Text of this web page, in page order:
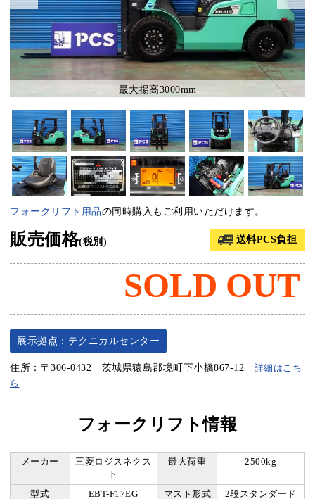
最大揚高3000mm
フォークリフト用品の同時購入もご利用いただけます。
展示拠点：テクニカルセンター
住所：〒306-0432 茨城県猿島郡境町下小橋867-12 詳細はこち
ら
フォークリフト情報
メーカー
三菱ロジスネクス
ト
最大荷重 2500kg
型式
EBT-F17EG
マスト形式 2段スタンダード
販売価格(税別) 送料PCS負担
SOLD OUT